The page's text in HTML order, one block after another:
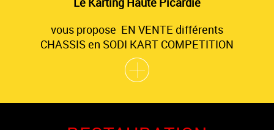
vous propose EN VENTE différents
CHASSIS en SODI KART COMPETITION